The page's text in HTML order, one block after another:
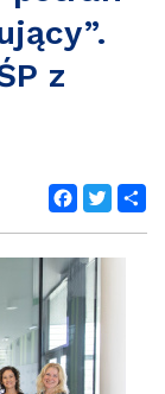
z
Facebook
Twitter